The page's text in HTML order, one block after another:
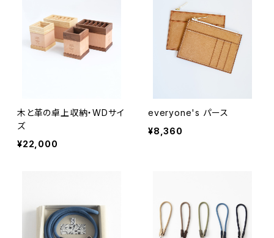
木と革の卓上収納・WDサイ
ズ
¥22,000
everyone's パース
¥8,360